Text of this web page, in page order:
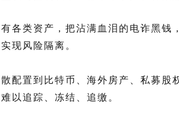
各类资产，把沾满血泪的电诈黑
现风险隔离。
配置到比特币、海外房产、私募股
以追踪、冻结、追缴。